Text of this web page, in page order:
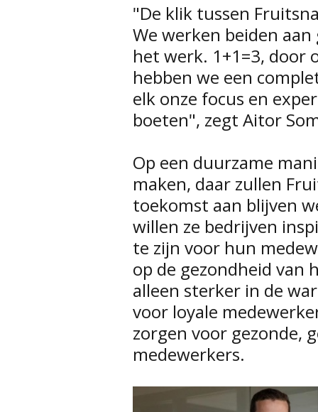
"De klik tussen
We werken beiden
het werk. 1+1=3, door
hebben we een
elk onze focus en
boeten", zegt Aitor
Op een duurzame
maken, daar zullen
toekomst aan blijven
willen ze bedrijven
te zijn voor hun
op de gezondheid van
alleen sterker in de
voor loyale
zorgen voor gezonde,
medewerkers.